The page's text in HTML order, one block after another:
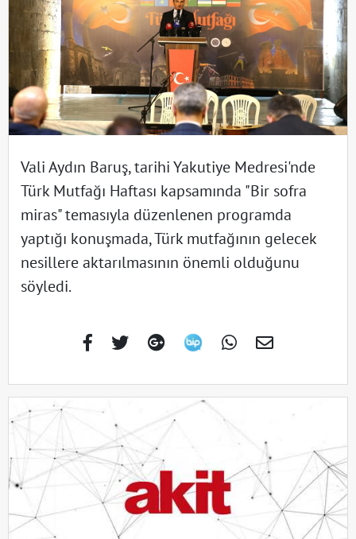
Vali Aydın Baruş, tarihi Yakutiye Medresi'nde
Türk Mutfağı Haftası kapsamında "Bir sofra
miras" temasıyla düzenlenen programda
yaptığı konuşmada, Türk mutfağının gelecek
nesillere aktarılmasının önemli olduğunu
söyledi.